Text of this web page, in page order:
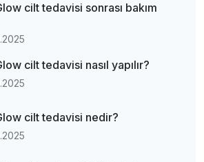
cilt tedavisi sonrası bakım
cilt tedavisi nasıl yapılır?
cilt tedavisi nedir?